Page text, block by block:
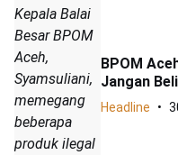
Kepala Balai
Besar BPOM
Aceh,
Syamsuliani,
memegang
beberapa
produk ilegal
BPOM
Jangan Beli
Headline